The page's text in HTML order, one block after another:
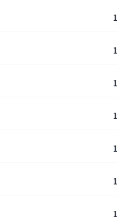
1
1
1
1
1
1
1